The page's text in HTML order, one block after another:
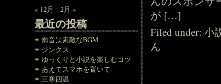
« 12月
2月 »
最近の投稿
雨音は素敵なBGM
ジンクス
ゆっくりと小説を楽しむコツ
あえてスマホを置いて
三寒四温
が […]
Filed under:小
ん